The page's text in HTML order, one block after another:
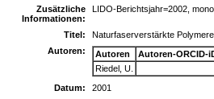
Zusätzliche
Informationen:
LIDO-Berichtsjahr=2002,
Titel:
Naturfaserverstärkte
Autoren:
Autoren
Autoren-ORCID-
Riedel, U.
Datum:
2001